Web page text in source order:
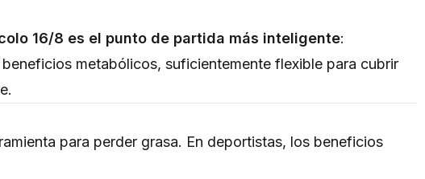
16/8 es el punto de partida más inteligente:
metabólicos, suficientemente flexible para cubrir
para perder grasa. En deportistas, los beneficios